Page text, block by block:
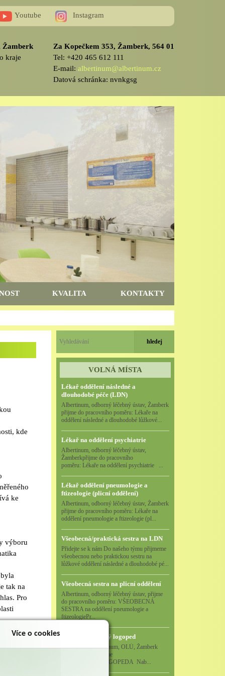
Youtube Instagram
Za Kopečkem 353, Žamberk, 564 01
Tel: +420 465 612 111
E-mail:albertinum@albertinum.cz
Datová schránka: nvnkgsg
Žamberk
kraje
KVALITA KONTAKTY
kde
ke
výboru
tak na
Pro
VOLNÁ MÍSTA
Lékař oddělení následné a
dlouhodobé péče (LDN)
Albertinum, odborný léčebný ústav, Žamberk
přijme do pracovního poměru: Lékaře na
oddělení následné a dlouhodobé lůžkové...
Lékař na oddělení psychiatrie
Albertinum, odborný léčebný ústav,
Žamberkpřijme do pracovního
poměru: Lékaře na oddělení psychiatrie ...
Lékař oddělení pneumologie a
ftizeologie (plicní oddělení)
Albertinum, odborný léčebný ústav, Žamberk
přijme do pracovního poměru: Lékaře na
oddělení pneumologie a ftizeologie (pl...
Všeobecná/praktická sestra na LDN
Přidejte se k nám Do našeho týmu přijmeme
všeobecnou nebo praktickou sestru na
lůžkové oddělení následné a dlouhodobé pé...
Všeobecná sestra na plicní oddělení
Albertinum, odborný léčebný ústav, přijme
do pracovního poměru: VŠEOBECNÁ
SESTRA na oddělení pneumologie a
ftizeologiePr...
Logoped/klinický logoped
Albertinum, OLÚ, Žamberk
přijme
KLINICKÉHO LOGOPEDA Nab...
Více o cookies